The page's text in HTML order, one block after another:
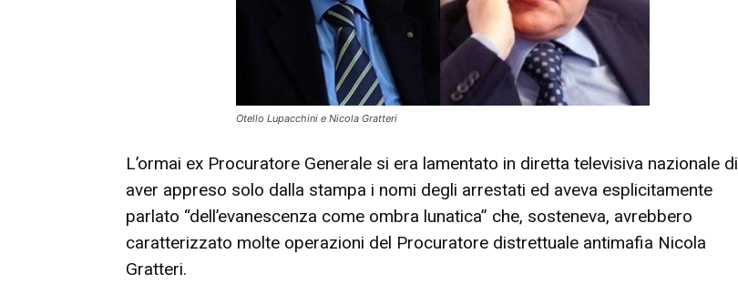
Otello Lupacchini e Nicola Gratteri
L’ormai ex Procuratore Generale si era lamentato in diretta televisiva nazionale di
aver appreso solo dalla stampa i nomi degli arrestati ed aveva esplicitamente
parlato “dell’evanescenza come ombra lunatica” che, sosteneva, avrebbero
caratterizzato molte operazioni del Procuratore distrettuale antimafia Nicola
Gratteri.